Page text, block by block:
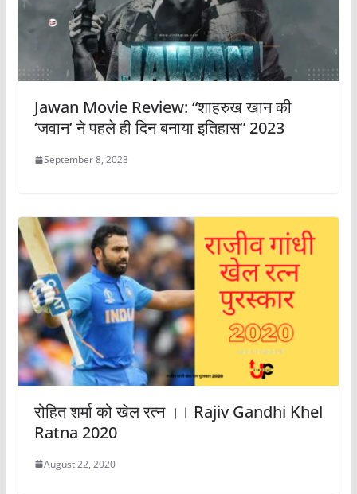
Jawan Movie Review: “शाहरुख खान की
‘जवान’ ने पहले ही दिन बनाया इतिहास” 2023
September 8, 2023
रोहित शर्मा को खेल रत्न ।। Rajiv Gandhi Khel
Ratna 2020
August 22, 2020